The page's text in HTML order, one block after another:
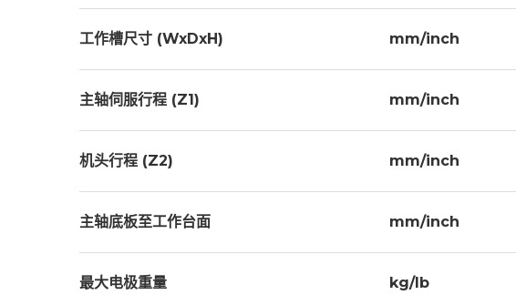
工作槽尺寸 (WxDxH) mm/inch
主轴伺服行程 (Z1) mm/inch
机头行程 (Z2) mm/inch
主轴底板至工作台面 mm/inch
最大电极重量 kg/lb
3R夹头 摇动头
灭火器
磁座